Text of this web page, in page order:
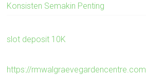
Konsisten Semakin Penting
slot deposit 10K
https://